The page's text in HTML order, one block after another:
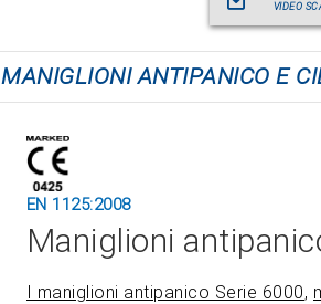
VIDEO
ANTIPANICO E
EN 1125:2008
Maniglioni
I maniglioni antipanico Serie 6000,